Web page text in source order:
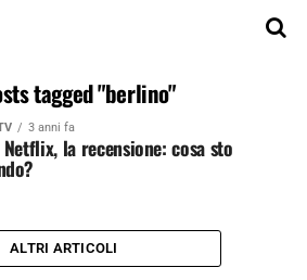
tagged "berlino"
3 anni fa
la recensione: cosa sto
ALTRI ARTICOLI